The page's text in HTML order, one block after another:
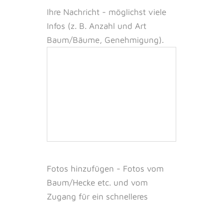
Ihre Nachricht - möglichst viele
Infos (z. B. Anzahl und Art
Baum/Bäume, Genehmigung).
Fotos hinzufügen - Fotos vom
Baum/Hecke etc. und vom
Zugang für ein schnelleres